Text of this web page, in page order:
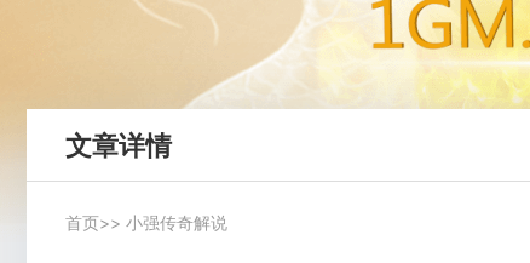
文章详情
首页>> 小强传奇解说